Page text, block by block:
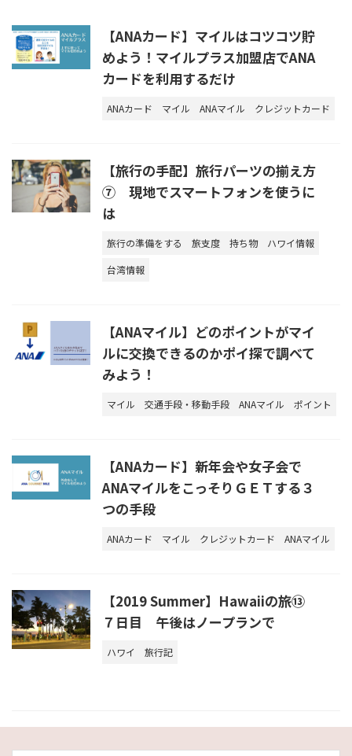
【ANAカード】マイルはコツコツ貯
めよう！マイルプラス加盟店でANA
カードを利用するだけ
ANAカード マイル ANAマイル クレジットカード
【旅行の手配】旅行パーツの揃え方
⑦ 現地でスマートフォンを使うに
は
旅行の準備をする 旅支度 持ち物
ハワイ情報
台湾情報
【ANAマイル】どのポイントがマイ
ルに交換できるのかポイ探で調べて
みよう！
マイル 交通手段・移動手段 ANAマイル ポイント
【ANAカード】新年会や女子会で
ANAマイルをこっそりＧＥＴする３
つの手段
ANAカード マイル クレジットカード ANAマイル
【2019 Summer】Hawaiiの旅⑬
７日目 午後はノープランで
ハワイ 旅行記